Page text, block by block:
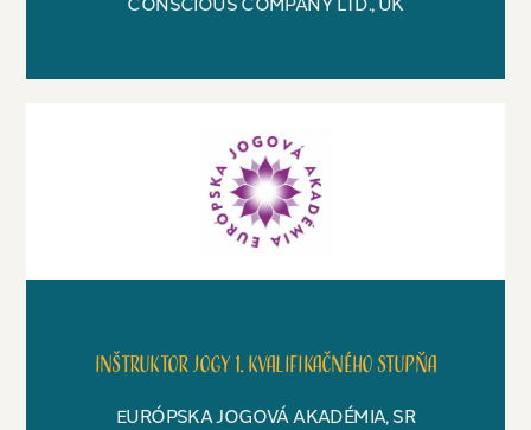
Inštruktor jogy 1. kvalifikačného stupňa
EURÓPSKA JOGOVÁ AKADÉMIA, SR